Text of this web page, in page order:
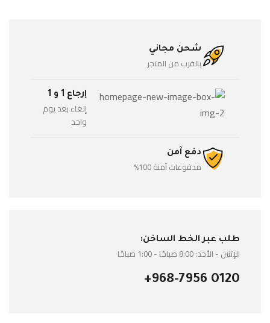
شحن مجاني
بالقرب من المتجر
إرجاع 1 و 1
إلغاء بعد يوم
واحد
دفع آمن
مدفوعات آمنة 100%
طلب عبر الخط الساخن:
الإثنين - الأحد: 8:00 صباحًا - 1:00 صباحًا
+968-7956 0120